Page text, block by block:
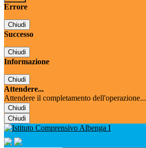
Errore
Chiudi
Successo
Chiudi
Informazione
Chiudi
Attendere...
Attendere il completamento dell'operazione...
Chiudi
Chiudi